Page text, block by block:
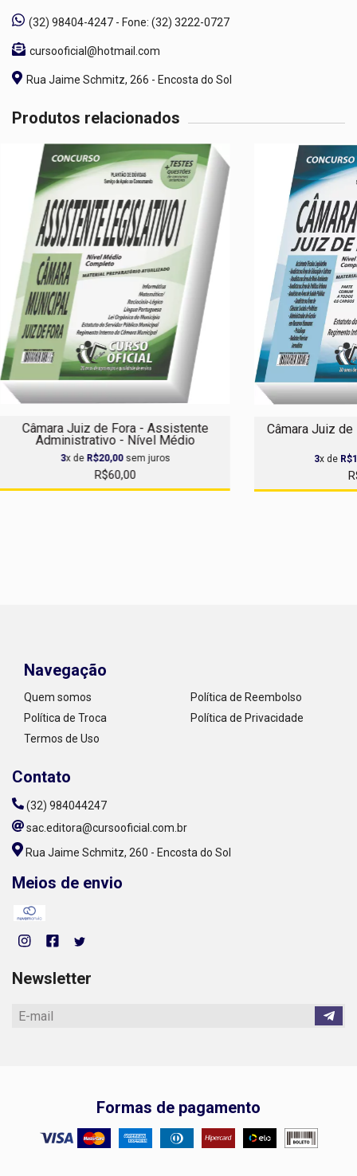
(32) 98404-4247 - Fone: (32) 3222-0727
cursooficial@hotmail.com
Rua Jaime Schmitz, 266 - Encosta do Sol
Produtos relacionados
Câmara Juiz de Fora - Assistente
Administrativo - Nível Médio
3x de R$20,00sem juros
R$60,00
Câmara Juiz
3x de
Navegação
Quem somos
Política de Reembolso
Política de Troca
Política de Privacidade
Termos de Uso
Contato
(32) 984044247
sac.editora@cursooficial.com.br
Rua Jaime Schmitz, 260 - Encosta do Sol
Meios de envio
Newsletter
Formas de pagamento